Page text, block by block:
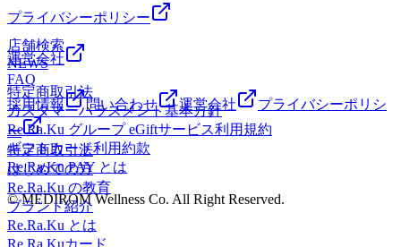
なほぐしだけではなく、お客様に合わせた様々な健康に対す
るアドバイスの提案をしております。一緒にこれからの未来
を健康に過ごしましよう＾＾
━━━━━━━━━━━━━━━━━━……‥・☆★☆新し
い健康を考えるRe.Ra.Ku イオンレイクタウン店営業時間
10：00～21：00（最終受付20：20） 〒343-0828埼玉県越
谷市レイクタウン3-1-1イオンレイクタウンmori2FTEL 048-
967-5051JR武蔵野線 越谷レイクタウン駅より徒歩約10分マ
ッサージより気持ちいい！？リラクのボディケアをぜひご体
験ください★
プライバシーポリシー
運営会社
特定商取引法
カスタマーハラスメント基本方針
Re.Ra.Ku グループ eGiftサービス利用規約
ギフトカード利用約款
Re.Ra.Ku PAY とは
© MEDIROM Wellness Co. All Right Reserved.
店舗検索
NEWS
FAQ
採用情報
問い合わせ 運営会社
プライバシーポリシ
ー
特定商取引法
はじめての方
Re.Ra.Ku の教育
ブランド紹介
Re.Ra.Ku とは
Re.Ra.Kuカード